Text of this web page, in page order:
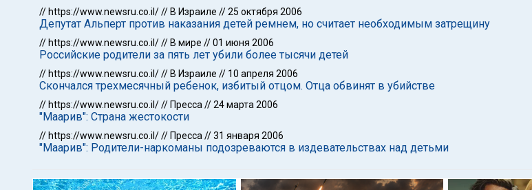
// https://www.newsru.co.il/// В Израиле //25 октября 2006
Депутат Альперт против наказания детей ремнем, но считает необходимым затрещину
// https://www.newsru.co.il/// В мире //01 июня 2006
Российские родители за пять лет убили более тысячи детей
// https://www.newsru.co.il/// В Израиле // 10 апреля 2006
Скончался трехмесячный ребенок, избитый отцом. Отца обвинят в убийстве
// https://www.newsru.co.il/// Пресса //24 марта 2006
"Маарив": Страна жестокости
// https://www.newsru.co.il/// Пресса //31 января 2006
"Маарив": Родители-наркоманы подозреваются в издевательствах над детьми